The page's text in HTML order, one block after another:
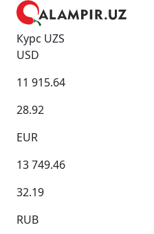
Курс UZS
USD
11 915.64
28.92
EUR
13 749.46
32.19
RUB